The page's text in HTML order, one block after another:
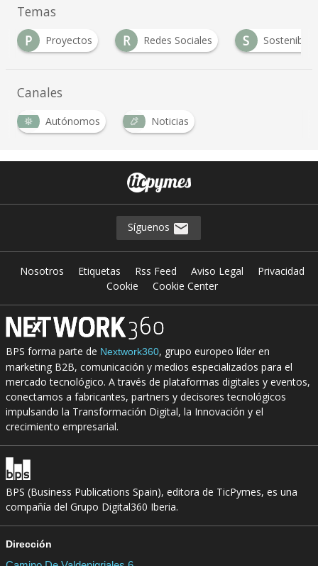
Temas
Proyectos R Redes Sociales Sostenibilidad
Canales
Autónomos Noticias
Síguenos
Nosotros Etiquetas Rss Feed Aviso Legal
Privacidad
Cookie
Cookie Center
BPS forma parte de Nextwork360, grupo europeo líder en
marketing B2B, comunicación y medios especializados para el
mercado tecnológico. A través de plataformas digitales y eventos,
conectamos a fabricantes, partners y decisores tecnológicos
impulsando la Transformación Digital, la Innovación y el
crecimiento empresarial.
BPS (Business Publications Spain), editora de TicPymes, es una
compañía del Grupo Digital360 Iberia.
Dirección